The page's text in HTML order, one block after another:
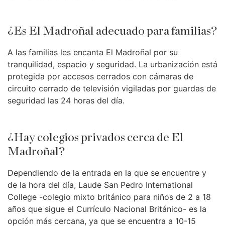
¿Es El Madroñal adecuado para familias?
A las familias les encanta El Madroñal por su
tranquilidad, espacio y seguridad. La urbanización está
protegida por accesos cerrados con cámaras de
circuito cerrado de televisión vigiladas por guardas de
seguridad las 24 horas del día.
¿Hay colegios privados cerca de El
Madroñal?
Dependiendo de la entrada en la que se encuentre y
de la hora del día, Laude San Pedro International
College -colegio mixto británico para niños de 2 a 18
años que sigue el Currículo Nacional Británico- es la
opción más cercana, ya que se encuentra a 10-15